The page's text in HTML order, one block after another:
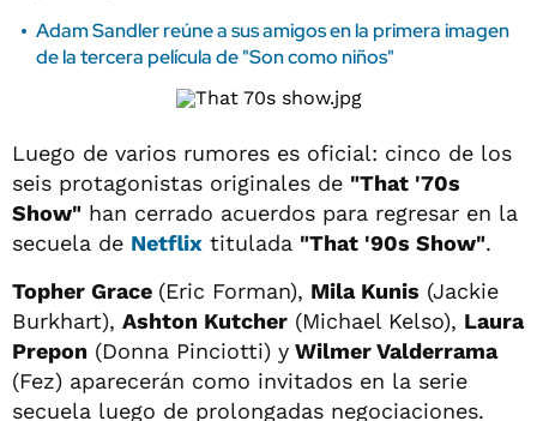
Adam Sandler reúne a sus amigos en la primera imagen
de la tercera película de "Son como niños"
Luego de varios rumores es oficial: cinco de los
seis protagonistas originales de "That '70s
Show" han cerrado acuerdos para regresar en la
secuela de Netflix titulada "That '90s Show".
Topher Grace (Eric Forman), Mila Kunis (Jackie
Burkhart), Ashton Kutcher (Michael Kelso), Laura
Prepon (Donna Pinciotti) y Wilmer Valderrama
(Fez) aparecerán como invitados en la serie
secuela luego de prolongadas negociaciones.